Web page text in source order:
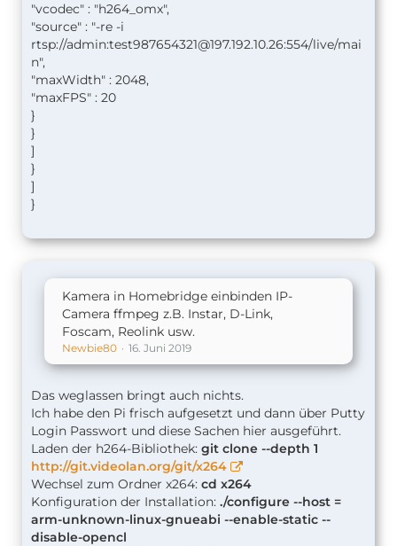
"vcodec" : "h264_omx",
"source" : "-re -i
rtsp://admin:test987654321@197.192.10.26:554/live/mai
n",
"maxWidth" : 2048,
"maxFPS" : 20
}
}
]
}
]
}
Kamera in Homebridge einbinden IP-
Camera ffmpeg z.B. Instar, D-Link,
Foscam, Reolink usw.
Newbie80 16. Juni 2019
Das weglassen bringt auch nichts.
Ich habe den Pi frisch aufgesetzt und dann über Putty
Login Passwort und diese Sachen hier ausgeführt.
Laden der h264-Bibliothek: git clone --depth 1
http://git.videolan.org/git/x264
Wechsel zum Ordner x264: cd x264
Konfiguration der Installation: ./configure --host =
arm-unknown-linux-gnueabi --enable-static --
disable-opencl